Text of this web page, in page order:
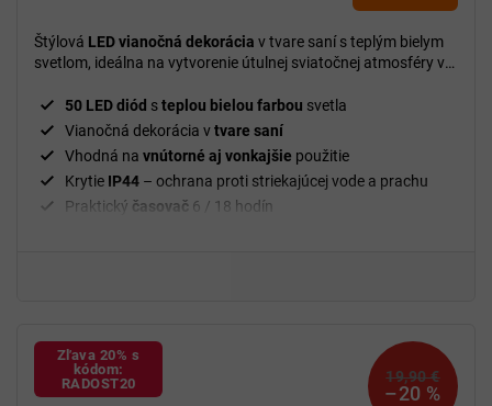
Štýlová LED vianočná dekorácia v tvare saní s teplým bielym
svetlom, ideálna na vytvorenie útulnej sviatočnej atmosféry v
50 LED diód steplou bielou farbou svetla
Vianočná dekorácia vtvare saní
Vhodná na vnútorné aj vonkajšie použitie
Krytie IP44 – ochrana proti striekajúcej vode a prachu
Praktický časovač 6 / 18 hodín
Zľava 20% s
kódom:
RADOST20
19,90 €
–20 %